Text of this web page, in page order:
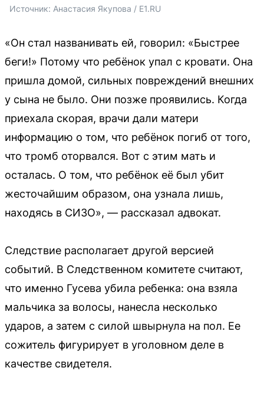
Источник: Анастасия Якупова / E1.RU
«Он стал названивать ей, говорил: «Быстрее
беги!» Потому что ребёнок упал с кровати. Она
пришла домой, сильных повреждений внешних
у сына не было. Они позже проявились. Когда
приехала скорая, врачи дали матери
информацию о том, что ребёнок погиб от того,
что тромб оторвался. Вот с этим мать и
осталась. О том, что ребёнок её был убит
жесточайшим образом, она узнала лишь,
находясь в СИЗО», — рассказал адвокат.
Следствие располагает другой версией
событий. В Следственном комитете считают,
что именно Гусева убила ребенка: она взяла
мальчика за волосы, нанесла несколько
ударов, а затем с силой швырнула на пол. Ее
сожитель фигурирует в уголовном деле в
качестве свидетеля.